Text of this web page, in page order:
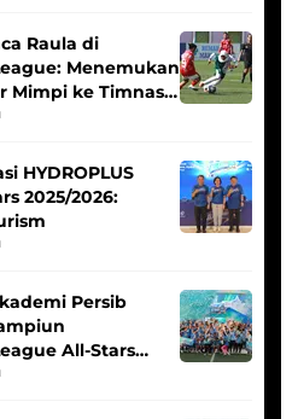
Raula di
Menemukan
Mimpi ke Timnas
HYDROPLUS
2025/2026:
Persib
All-Stars